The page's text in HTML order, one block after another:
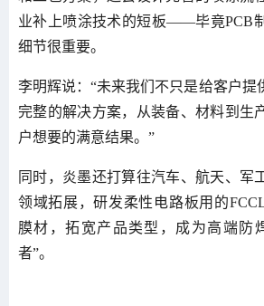
业补上喷涂技术的短板——毕竟PCB
细节很重要。
李明辉说：“未来我们不只是给客户提
完整的解决方案，从装备、材料到生
户想要的满意结果。”
同时，炎墨还打算往汽车、航天、军
领域拓展，研发柔性电路板用的
膜材，拓宽产品类型，成为高端防
者”。